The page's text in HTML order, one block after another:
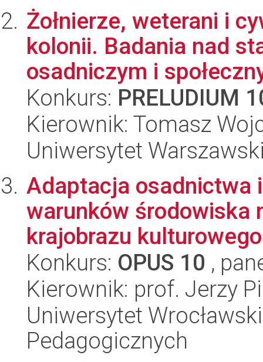
Żołnierze, weterani i
kolonii. Badania nad
osadniczym i
Konkurs: PRELUDIUM
Kierownik: Tomasz
Uniwersytet
Adaptacja osadnictwa
warunków środowiska
krajobrazu
Konkurs: OPUS 10 ,
Kierownik: prof. Jerzy
Uniwersytet
Pedagogicznych